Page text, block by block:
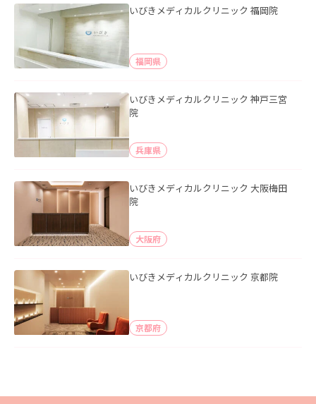
いびきメディカルクリニック 福岡院
福岡県
いびきメディカルクリニック 神戸三宮
院
兵庫県
いびきメディカルクリニック 大阪梅田
院
大阪府
いびきメディカルクリニック 京都院
京都府